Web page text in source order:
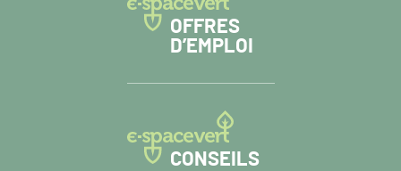
OFFRES
D’EMPLOI
CONSEILS